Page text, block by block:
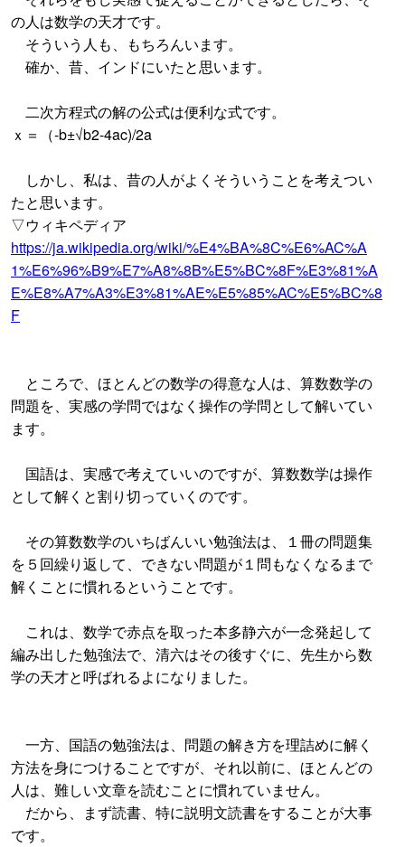
の人は数学の天才です。
そういう人も、もちろんいます。
確か、昔、インドにいたと思います。
二次方程式の解の公式は便利な式です。
ｘ＝（-b±√b2-4ac)/2a
しかし、私は、昔の人がよくそういうことを考えつい
たと思います。
▽ウィキペディア
https://ja.wikipedia.org/wiki/%E4%BA%8C%E6%AC%A
1%E6%96%B9%E7%A8%8B%E5%BC%8F%E3%81%A
E%E8%A7%A3%E3%81%AE%E5%85%AC%E5%BC%8
F
ところで、ほとんどの数学の得意な人は、算数数学の
問題を、実感の学問ではなく操作の学問として解いてい
ます。
国語は、実感で考えていいのですが、算数数学は操作
として解くと割り切っていくのです。
その算数数学のいちばんいい勉強法は、１冊の問題集
を５回繰り返して、できない問題が１問もなくなるまで
解くことに慣れるということです。
これは、数学で赤点を取った本多静六が一念発起して
編み出した勉強法で、清六はその後すぐに、先生から数
学の天才と呼ばれるよになりました。
一方、国語の勉強法は、問題の解き方を理詰めに解く
方法を身につけることですが、それ以前に、ほとんどの
人は、難しい文章を読むことに慣れていません。
だから、まず読書、特に説明文読書をすることが大事
です。